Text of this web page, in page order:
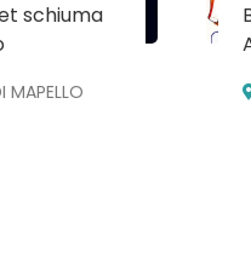
schiuma
MAPELLO